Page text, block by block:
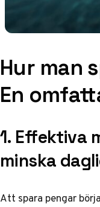
Hur man
En
1. Effektiva
minska
Att spara pengar